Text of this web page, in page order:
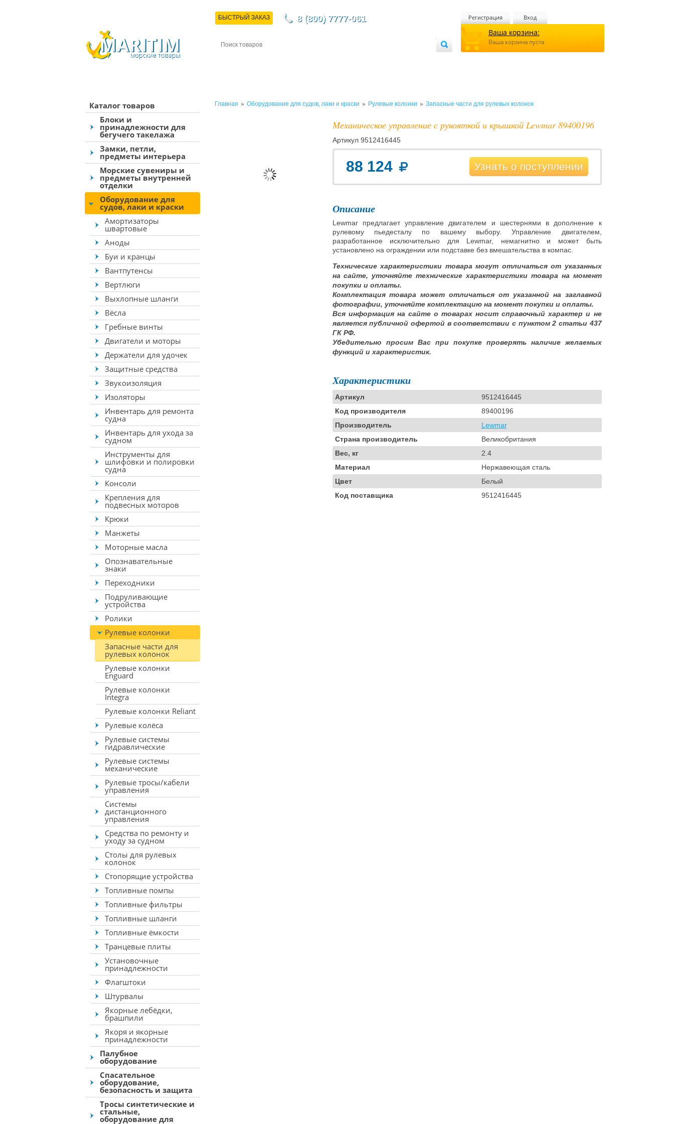
Регистрация Вход
Ваша корзина:
Ваша корзина пуста
БЫСТРЫЙ ЗАКАЗ 8 (800) 7777-061
Каталог товаров
Блоки и
принадлежности для
бегучего такелажа
Замки, петли,
предметы интерьера
Морские сувениры и
предметы внутренней
отделки
Оборудование для
судов, лаки и краски
Амортизаторы
швартовые
Аноды
Буи и кранцы
Вантпутенсы
Вертлюги
Выхлопные шланги
Вёсла
Гребные винты
Двигатели и моторы
Держатели для удочек
Защитные средства
Звукоизоляция
Изоляторы
Инвентарь для ремонта
судна
Инвентарь для ухода за
судном
Инструменты для
шлифовки и полировки
судна
Консоли
Крепления для
подвесных моторов
Крюки
Манжеты
Моторные масла
Опознавательные
знаки
Переходники
Подруливающие
устройства
Ролики
Рулевые колонки
Запасные части для
рулевых колонок
Рулевые колонки
Enguard
Рулевые колонки
Integra
Рулевые колонки Reliant
Рулевые колёса
Рулевые системы
гидравлические
Рулевые системы
механические
Рулевые тросы/кабели
управления
Системы
дистанционного
управления
Средства по ремонту и
уходу за судном
Столы для рулевых
колонок
Стопорящие устройства
Топливные помпы
Топливные фильтры
Топливные шланги
Топливные ёмкости
Транцевые плиты
Установочные
принадлежности
Флагштоки
Штурвалы
Якорные лебёдки,
брашпили
Якоря и якорные
принадлежности
Палубное
оборудование
Спасательное
оборудование,
безопасность и защита
Тросы синтетические и
стальные,
оборудование для
Главная » Оборудование для судов, лаки и краски » Рулевые колонки » Запасные части для рулевых колонок
Механическое управление с рукояткой и крышкой Lewmar 89400196
Артикул 9512416445
88 124 Узнать о поступлении
Описание
Lewmar предлагает управление двигателем и шестернями в дополнение к
рулевому пьедесталу по вашему выбору. Управление двигателем,
разработанное исключительно для Lewmar, немагнитно и может быть
установлено на ограждении или подставке без вмешательства в компас.
Технические характеристики товара могут отличаться от указанных
на сайте, уточняйте технические характеристики товара на момент
покупки и оплаты.
Комплектация товара может отличаться от указанной на заглавной
фотографии, уточняйте комплектацию на момент покупки и оплаты.
Вся информация на сайте о товарах носит справочный характер и не
является публичной офертой в соответствии с пунктом 2 статьи 437
ГК РФ.
Убедительно просим Вас при покупке проверять наличие желаемых
функций и характеристик.
Характеристики
Артикул
9512416445
Код производителя
89400196
Производитель
Lewmar
Страна производитель
Великобритания
Вес, кг
2.4
Материал
Нержавеющая сталь
Цвет
Белый
Код поставщика
9512416445